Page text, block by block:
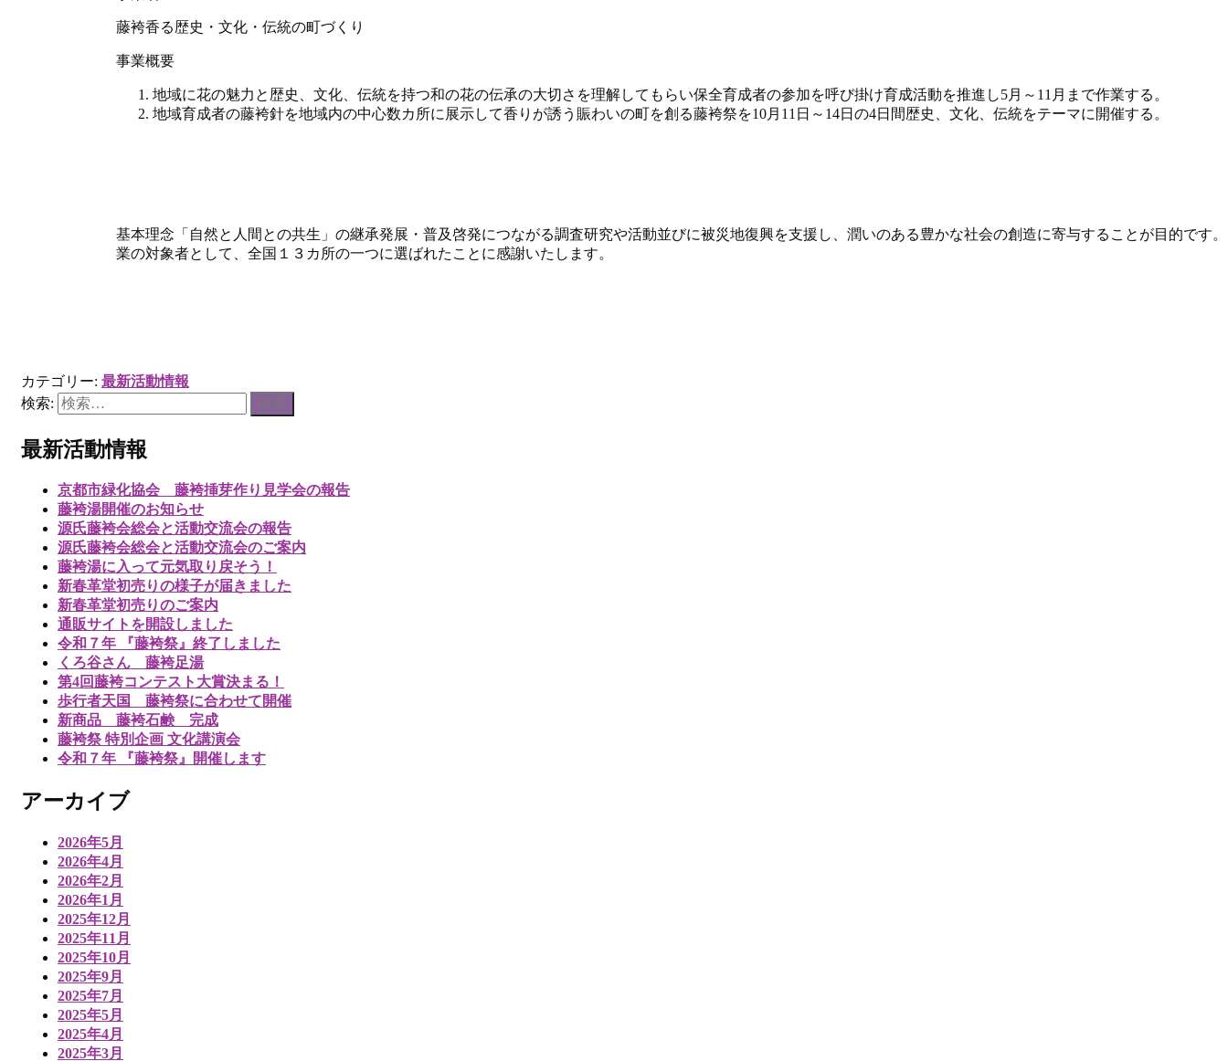
藤袴香る歴史・文化・伝統の町づくり
事業概要
地域に花の魅力と歴史、文化、伝統を持つ和の花の伝承の大切さを理解してもらい保全育成者の参加を呼び掛け育成活動を推進し5月～11月まで作業する。
地域育成者の藤袴針を地域内の中心数カ所に展示して香りが誘う賑わいの町を創る藤袴祭を10月11日～14日の4日間歴史、文化、伝統をテーマに開催する。
基本理念「自然と人間との共生」の継承発展・普及啓発につながる調査研究や活動並びに被災地復興を支援し、潤いのある豊かな社会の創造に寄与することが目的です
業の対象者として、全国１３カ所の一つに選ばれたことに感謝いたします。
カテゴリー: 最新活動情報
検索:
最新活動情報
京都市緑化協会 藤袴挿芽作り見学会の報告
藤袴湯開催のお知らせ
源氏藤袴会総会と活動交流会の報告
源氏藤袴会総会と活動交流会のご案内
藤袴湯に入って元気取り戻そう！
新春革堂初売りの様子が届きました
新春革堂初売りのご案内
通販サイトを開設しました
令和７年 『藤袴祭』終了しました
くろ谷さん 藤袴足湯
第4回藤袴コンテスト大賞決まる！
歩行者天国 藤袴祭に合わせて開催
新商品 藤袴石鹸 完成
藤袴祭 特別企画 文化講演会
令和７年 『藤袴祭』開催します
アーカイブ
2026年5月
2026年4月
2026年2月
2026年1月
2025年12月
2025年11月
2025年10月
2025年9月
2025年7月
2025年5月
2025年4月
2025年3月